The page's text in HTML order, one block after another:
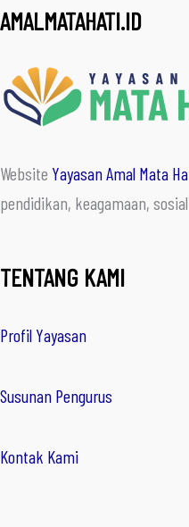
AMALMATAHATI.ID
Website Yayasan Amal Mata
pendidikan, keagamaan,
TENTANG KAMI
Profil Yayasan
Susunan Pengurus
Kontak Kami